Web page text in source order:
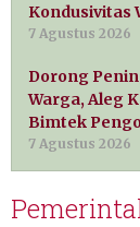
Kondusivitas
7 Agustus 2026
Dorong
Warga, Aleg
Bimtek
7 Agustus 2026